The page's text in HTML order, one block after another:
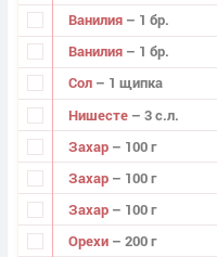
Ванилия – 1 бр.
Ванилия – 1 бр.
Сол – 1 щипка
Нишесте – 3 с.л.
Захар – 100 г
Захар – 100 г
Захар – 100 г
Орехи – 200 г